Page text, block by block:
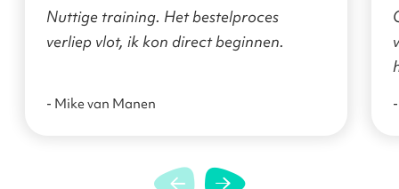
Nuttige training. Het bestelproces
verliep vlot, ik kon direct beginnen.
- Mike van Manen